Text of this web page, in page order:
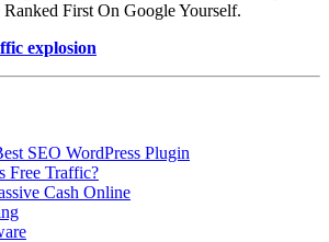
First On Google Yourself.
explosion
SEO WordPress Plugin
Free Traffic?
Cash Online